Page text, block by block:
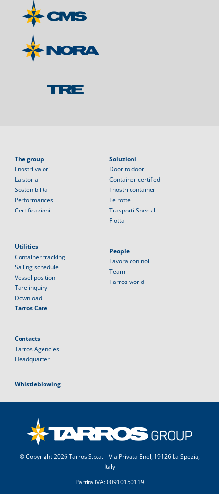
The group
I nostri valori
La storia
Sostenibilità
Performances
Certificazioni
Soluzioni
Door to door
Container certified
I nostri container
Le rotte
Trasporti Speciali
Flotta
Utilities
Container tracking
Sailing schedule
Vessel position
Tare inquiry
Download
Tarros Care
People
Lavora con noi
Team
Tarros world
Contacts
Tarros Agencies
Headquarter
Whistleblowing
© Copyright2026 Tarros S.p.a. – Via Privata Enel, 19126 La Spezia,
Italy
Partita IVA: 00910150119